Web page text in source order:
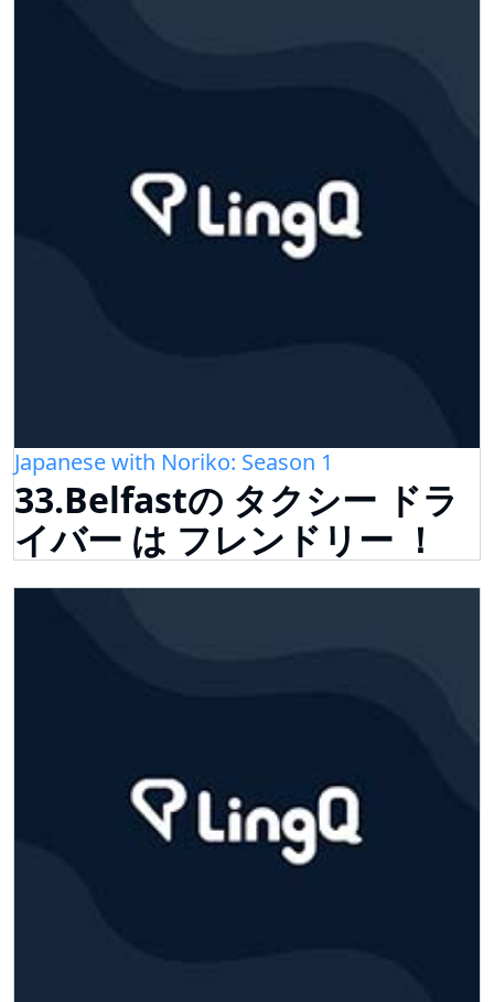
Japanese with Noriko: Season 1
33.Belfastの タクシー ドラ
イバー は フレンドリー ！